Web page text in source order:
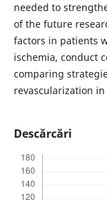
needed to
of the future
factors in patients
ischemia, conduct
comparing
revascularization
Descărcări